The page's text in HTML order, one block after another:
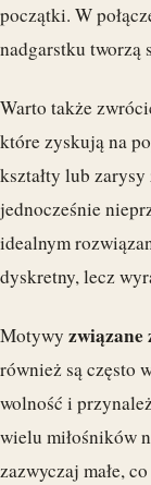
początki. W
nadgarstku tworzą
Warto także
które zyskują na
kształty lub
jednocześnie
idealnym
dyskretny, lecz
Motywy związane
również są często
wolność i
wielu miłośników
zazwyczaj małe,